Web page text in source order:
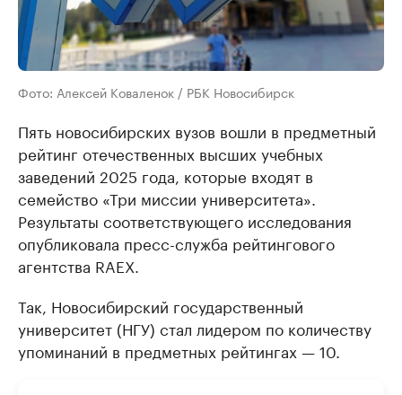
Фото: Алексей Коваленок / РБК Новосибирск
Пять новосибирских вузов вошли в предметный
рейтинг отечественных высших учебных
заведений 2025 года, которые входят в
семейство «Три миссии университета».
Результаты соответствующего исследования
опубликовала пресс-служба рейтингового
агентства RAEX.
Так, Новосибирский государственный
университет (НГУ) стал лидером по количеству
упоминаний в предметных рейтингах — 10.